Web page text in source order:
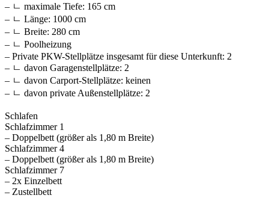
– ㄴ maximale Tiefe: 165 cm
– ㄴ Länge: 1000 cm
– ㄴ Breite: 280 cm
– ㄴ Poolheizung
– Private PKW-Stellplätze insgesamt für diese Unterkunft: 2
– ㄴ davon Garagenstellplätze: 2
– ㄴ davon Carport-Stellplätze: keinen
– ㄴ davon private Außen­stellplätze: 2
Schlafen
Schlafzimmer 1
– Doppelbett (größer als 1,80 m Breite)
Schlafzimmer 4
– Doppelbett (größer als 1,80 m Breite)
Schlafzimmer 7
– 2x Einzelbett
– Zustellbett